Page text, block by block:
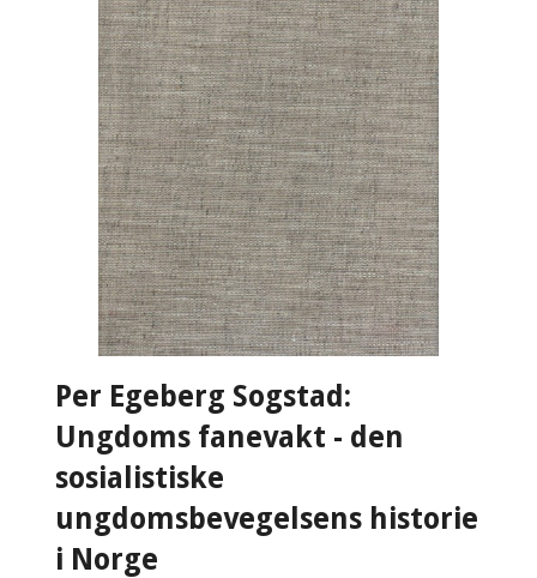
Per Egeberg Sogstad:
Ungdoms fanevakt - den
sosialistiske
ungdomsbevegelsens historie
i Norge